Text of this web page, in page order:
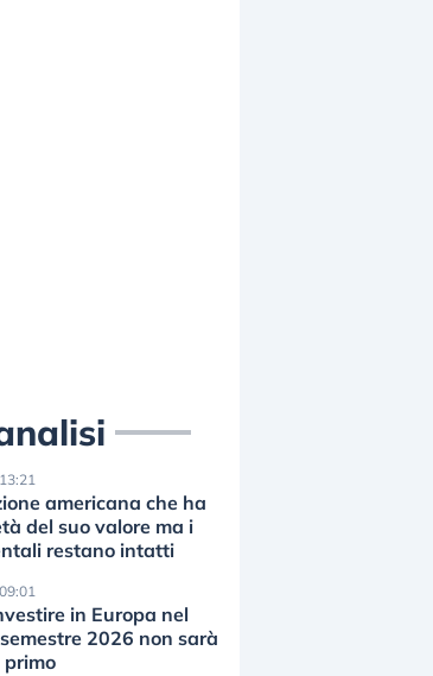
americana che ha
del suo valore ma i
restano intatti
in Europa nel
2026 non sarà
primo